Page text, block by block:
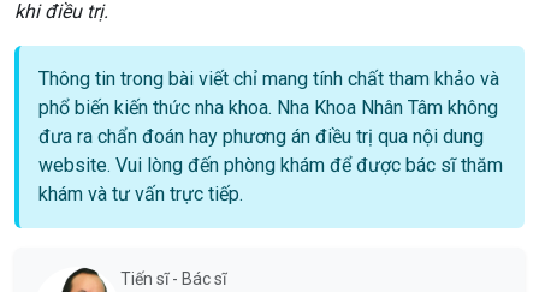
khi điều trị.
Thông tin trong bài viết chỉ mang tính chất tham khảo và
phổ biến kiến thức nha khoa. Nha Khoa Nhân Tâm không
đưa ra chẩn đoán hay phương án điều trị qua nội dung
website. Vui lòng đến phòng khám để được bác sĩ thăm
khám và tư vấn trực tiếp.
Tiến sĩ - Bác sĩ